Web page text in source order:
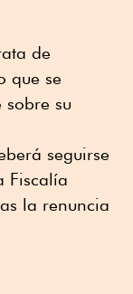
de
que se
su
seguirse
Fiscalía
la renuncia